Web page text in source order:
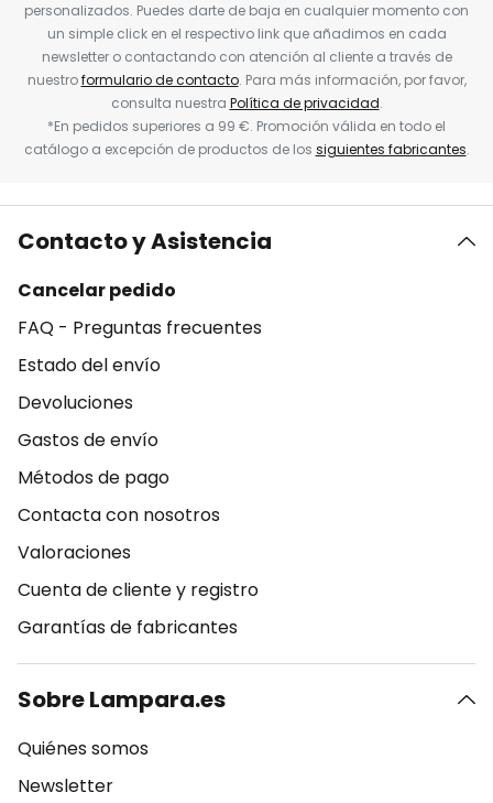
personalizados. Puedes darte de baja en cualquier momento con
un simple click en el respectivo link que añadimos en cada
newsletter o contactando con atención al cliente a través de
nuestroformulario de contacto. Para más información, por favor,
consulta nuestra Política de privacidad.
*En pedidos superiores a 99 €. Promoción válida en todo el
catálogo a excepción de productos de los siguientes fabricantes.
Contacto y Asistencia
Cancelar pedido
FAQ - Preguntas frecuentes
Estado del envío
Devoluciones
Gastos de envío
Métodos de pago
Contacta con nosotros
Valoraciones
Cuenta de cliente y registro
Garantías de fabricantes
Sobre Lampara.es
Quiénes somos
Newsletter